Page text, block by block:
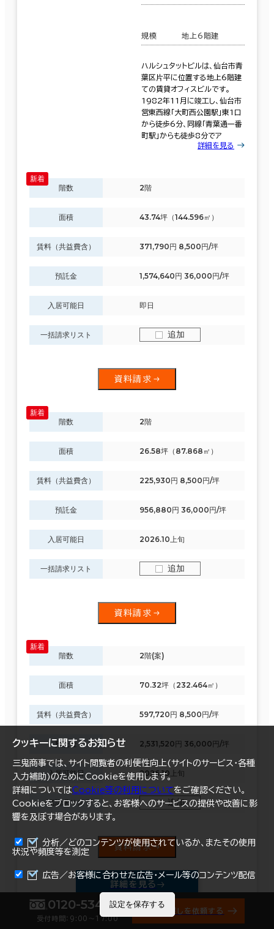
規模 地上6階建
ハルシュタットビルは、仙台市青
葉区片平に位置する地上6階建
ての賃貸オフィスビルです。
1982年11月に竣工し、仙台市
営東西線「大町西公園駅」東1口
から徒歩6分、同線「青葉通一番
町駅」からも徒歩8分でア
詳細を見る
階数 2階
面積 43.74坪（144.596㎡）
賃料（共益費含） 371,790円 8,500円/坪
預託金 1,574,640円 36,000円/坪
入居可能日 即日
一括請求リスト 追加
資料請求
階数 2階
面積 26.58坪（87.868㎡）
賃料（共益費含） 225,930円 8,500円/坪
預託金 956,880円 36,000円/坪
入居可能日 2026.10上旬
一括請求リスト 追加
資料請求
階数 2階(案)
面積 70.32坪（232.464㎡）
賃料（共益費含） 597,720円 8,500円/坪
預託金 2,531,520円 36,000円/坪
入居可能日 2026.10上旬
一括請求リスト 追加
資料請求
詳細を見る
まとめて資料請求
0120-534-011
受付時間：9:00〜17:00
オフィス探しを依頼する
クッキーに関するお知らせ
三鬼商事では、サイト閲覧者の利便性向上(サイトのサービス・各種
入力補助)のためにCookieを使用します。
詳細についてはCookie等の利用についてをご確認ください。
Cookieをブロックすると、お客様へのサービスの提供や改善に影
響を及ぼす場合があります。
分析／どのコンテンツが使用されているか、またその使用
状況や頻度等を測定
広告／お客様に合わせた広告・メール等のコンテンツ配信
設定を保存する